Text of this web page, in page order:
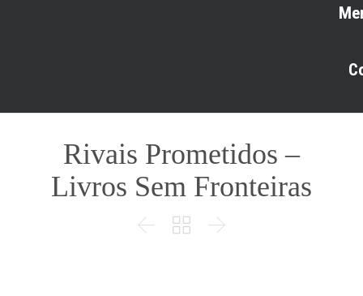
Rivais Prometidos –
Livros Sem Fronteiras
  